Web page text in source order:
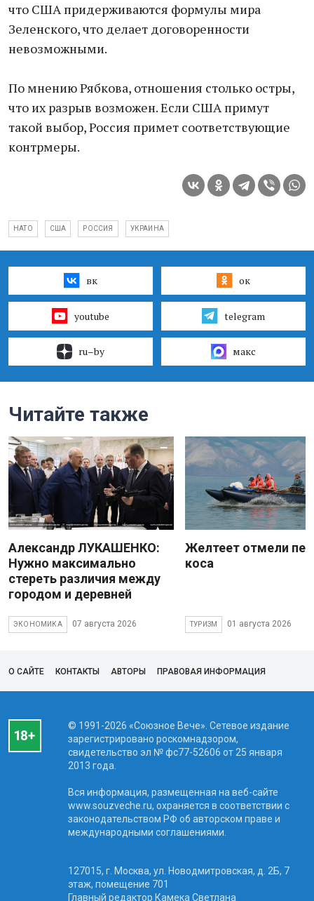
что США придерживаются формулы мира
Зеленского, что делает договоренности
невозможными.
По мнению Рябкова, отношения столько остры,
что их разрыв возможен. Если США примут
такой выбор, Россия примет соответствующие
контрмеры.
НАТО США РОССИЯ УКРАИНА
вк ок
youtube telegram
ru–by макс
Читайте также
Александр ЛУКАШЕНКО:
Нужно максимально
стереть различия между
городом и деревней
ЭКОНОМИКА 07 августа 2026
Желтеет отмели
коса
ТУРИЗМ 01 августа 2026
О САЙТЕ КОНТАКТЫ АВТОРЫ ПРАВОВАЯ ИНФОРМАЦИЯ
© 1991-2026 «Союзное Вече». Сетевое издание
зарегистрировано роскомнадзором,
свидетельство эл № фc77-52606 от 25 января
2013 года.
Вся информация, размещенная на веб-сайте
www.souzveche.ru, охраняется в соответствии с
законодательством РФ об авторском праве и
международными соглашениями.
127015, г. Москва, ул. Новодмитровская, д. 2Б, 7
этаж, помещение 701
Главный редактор Камека Светлана